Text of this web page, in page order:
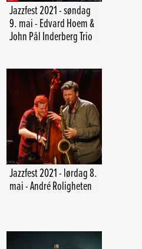
Jazzfest 2021 - søndag
9. mai - Edvard Hoem &
John Pål Inderberg Trio
Jazzfest 2021 - lørdag 8.
mai - André Roligheten